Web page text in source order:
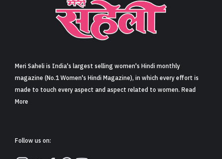
Meri Saheli is India's largest selling women's Hindi monthly
magazine (No.1 Women's Hindi Magazine), in which every effort is
made to touch every aspect and aspect related to women. Read
More
Follow us on: